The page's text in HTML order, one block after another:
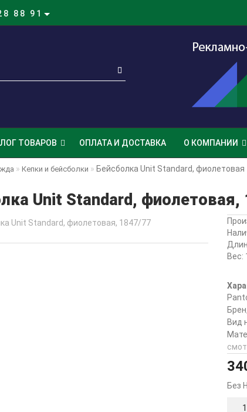
88 91
ТОВАРОВ ОПЛАТА И ДОСТАВКА О КОМПАНИИ
Кепки и бейсболки Бейсболка Unit Standard, фиолетовая
Unit Standard, фиолетовая,
Вес:
Вид
Без